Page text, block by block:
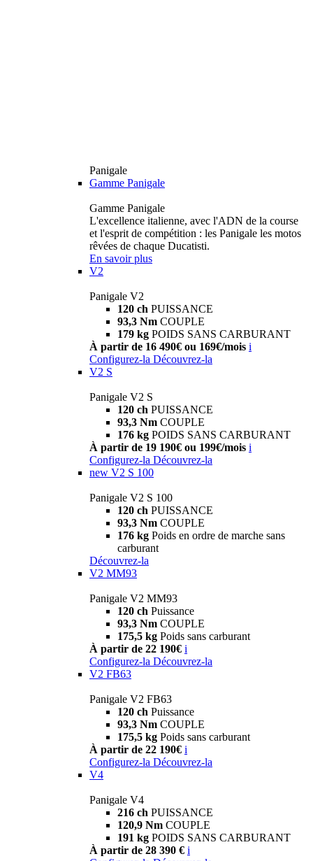
Panigale
Gamme Panigale
Gamme Panigale
L'excellence italienne, avec l'ADN de la course
et l'esprit de compétition : les Panigale les motos
rêvées de chaque Ducatisti.
En savoir plus
V2
Panigale V2
120 ch PUISSANCE
93,3 Nm COUPLE
179 kg POIDS SANS CARBURANT
À partir de 16 490€ ou 169€/mois i
Configurez-la Découvrez-la
V2 S
Panigale V2 S
120 ch PUISSANCE
93,3 Nm COUPLE
176 kg POIDS SANS CARBURANT
À partir de 19 190€ ou 199€/mois i
Configurez-la Découvrez-la
new V2 S 100
Panigale V2 S 100
120 ch PUISSANCE
93,3 Nm COUPLE
176 kg Poids en ordre de marche sans
carburant
Découvrez-la
V2 MM93
Panigale V2 MM93
120 ch Puissance
93,3 Nm COUPLE
175,5 kg Poids sans carburant
À partir de 22 190€ i
Configurez-la Découvrez-la
V2 FB63
Panigale V2 FB63
120 ch Puissance
93,3 Nm COUPLE
175,5 kg Poids sans carburant
À partir de 22 190€ i
Configurez-la Découvrez-la
V4
Panigale V4
216 ch PUISSANCE
120,9 Nm COUPLE
191 kg POIDS SANS CARBURANT
À partir de 28 390 € i